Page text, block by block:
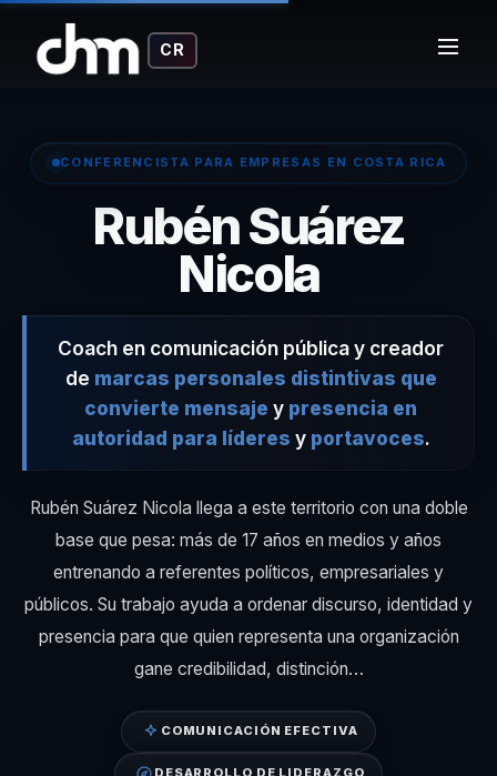
CR
CONFERENCISTA PARA EMPRESAS EN COSTA RICA
Rubén Suárez
Nicola–
Coach en comunicación pública y creador
de marcas personales distintivas que
convierte mensaje y presencia en
autoridad para líderes y portavoces.
Rubén Suárez Nicola llega a este territorio con una doble
base que pesa: más de 17 años en medios y años
entrenando a referentes políticos, empresariales y
públicos. Su trabajo ayuda a ordenar discurso, identidad y
presencia para que quien representa una organización
gane credibilidad, distinción…
COMUNICACIÓN EFECTIVA